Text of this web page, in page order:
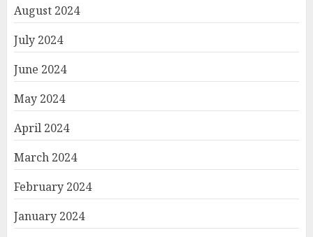
August 2024
July 2024
June 2024
May 2024
April 2024
March 2024
February 2024
January 2024